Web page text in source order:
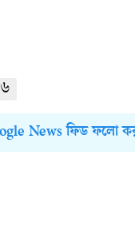
News ফিড ফলো